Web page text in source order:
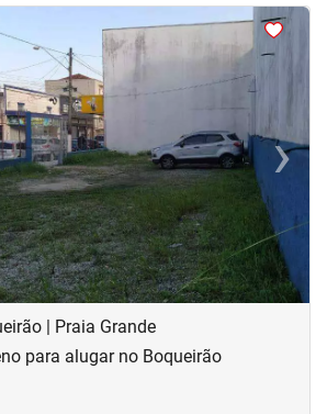
›Next
| Praia Grande
para alugar no Boqueirão